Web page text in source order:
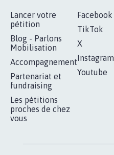
Lancer votre
pétition
Blog - Parlons
Mobilisation
Accompagnement
Partenariat et
fundraising
Les pétitions
proches de chez
vous
Facebook
TikTok
X
Instagram
Youtube